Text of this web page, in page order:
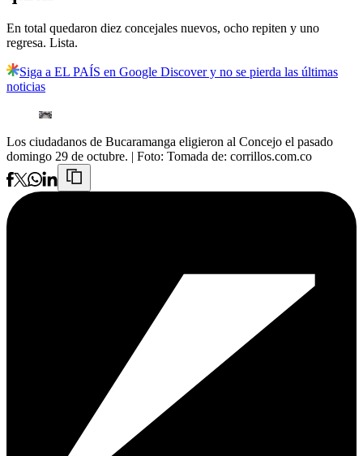
En total quedaron diez concejales nuevos, ocho repiten y uno
regresa. Lista.
Siga a EL PAÍS en Google Discover y no se pierda las últimas
noticias
Los ciudadanos de Bucaramanga eligieron al Concejo el pasado
domingo 29 de octubre. | Foto: Tomada de: corrillos.com.co